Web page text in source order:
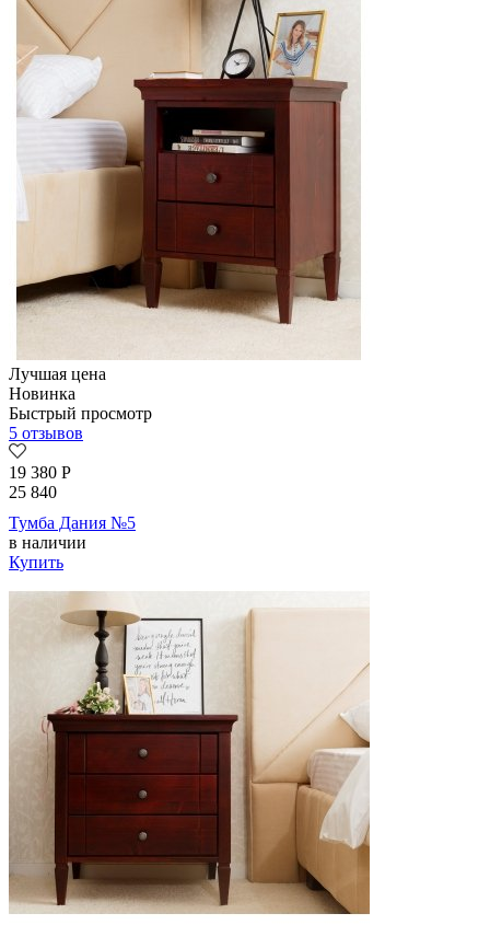
Лучшая цена
Новинка
Быстрый просмотр
5 отзывов
19 380 Р
25 840
Тумба Дания №5
в наличии
Купить